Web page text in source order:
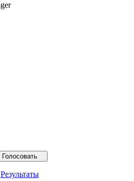
Результаты